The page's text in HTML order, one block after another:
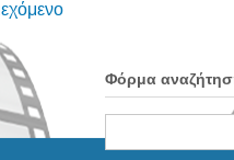
Φόρμα